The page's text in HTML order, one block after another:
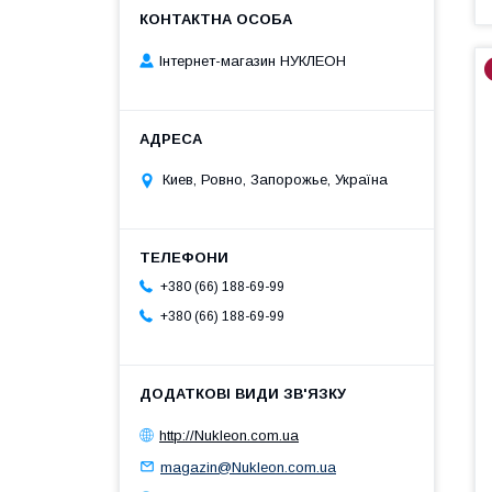
Інтернет-магазин НУКЛЕОН
Киев, Ровно, Запорожье, Україна
+380 (66) 188-69-99
+380 (66) 188-69-99
http://Nukleon.com.ua
magazin@Nukleon.com.ua